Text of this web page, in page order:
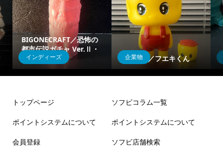
インディーズ
BIGONECRAFT／恐怖の
都市伝説ガチャ Ver.Ⅱ・
人面犬
企業物
JDREAM／フエキくん
トップページ
ポイントシステムについて
会員登録
ソフビコラム一覧
ポイントシステムについて
ソフビ店舗検索